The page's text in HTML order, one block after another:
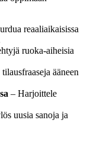
reaaliaikaisissa
ruoka-aiheisia
ääneen
– Harjoittele
uusia sanoja ja